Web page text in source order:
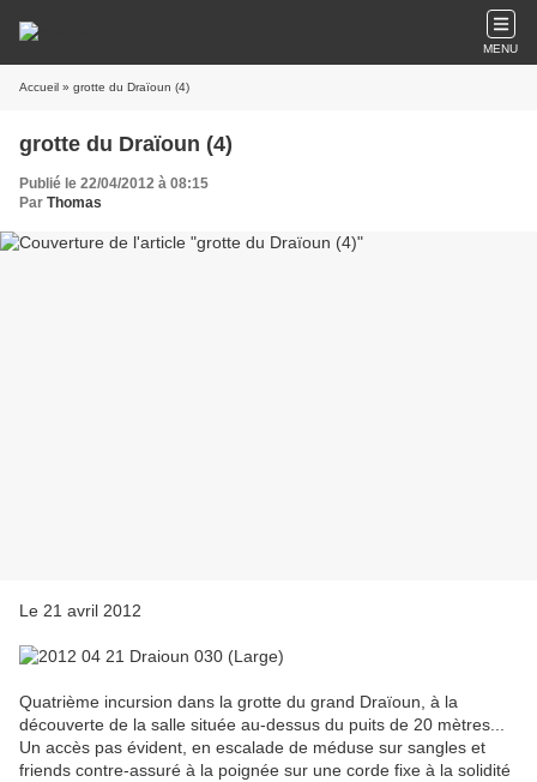
MENU
Accueil » grotte du Draïoun (4)
grotte du Draïoun (4)
Publié le 22/04/2012 à 08:15
Par Thomas
Le 21 avril 2012
Quatrième incursion dans la grotte du grand Draïoun, à la
découverte de la salle située au-dessus du puits de 20 mètres...
Un accès pas évident, en escalade de méduse sur sangles et
friends contre-assuré à la poignée sur une corde fixe à la solidité